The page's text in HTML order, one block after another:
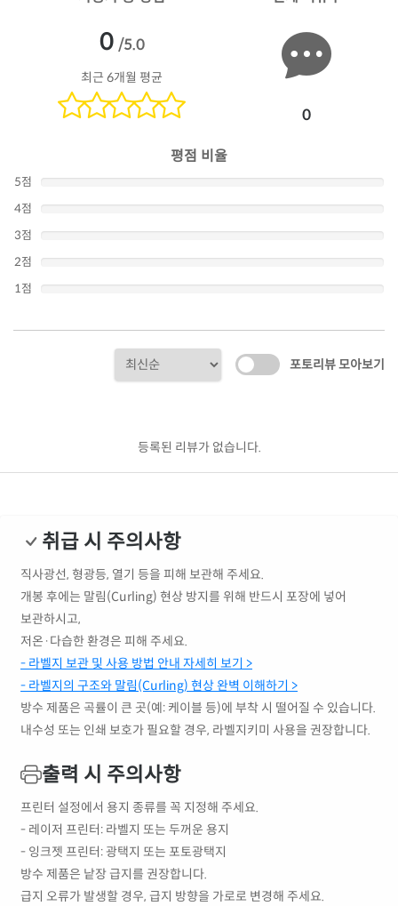
0 /5.0
최근 6개월 평균
0
평점 비율
5점
4점
3점
2점
1점
포토리뷰 모아보기
등록된 리뷰가 없습니다.
취급 시 주의사항
직사광선, 형광등, 열기 등을 피해 보관해 주세요.
개봉 후에는 말림(Curling) 현상 방지를 위해 반드시 포장에 넣어
보관하시고,
저온·다습한 환경은 피해 주세요.
- 라벨지 보관 및 사용 방법 안내 자세히 보기 >
- 라벨지의 구조와 말림(Curling) 현상 완벽 이해하기 >
방수 제품은 곡률이 큰 곳(예: 케이블 등)에 부착 시 떨어질 수 있습니다.
내수성 또는 인쇄 보호가 필요할 경우, 라벨지키미 사용을 권장합니다.
출력 시 주의사항
프린터 설정에서 용지 종류를 꼭 지정해 주세요.
- 레이저 프린터: 라벨지 또는 두꺼운 용지
- 잉크젯 프린터: 광택지 또는 포토광택지
방수 제품은 낱장 급지를 권장합니다.
급지 오류가 발생할 경우, 급지 방향을 가로로 변경해 주세요.